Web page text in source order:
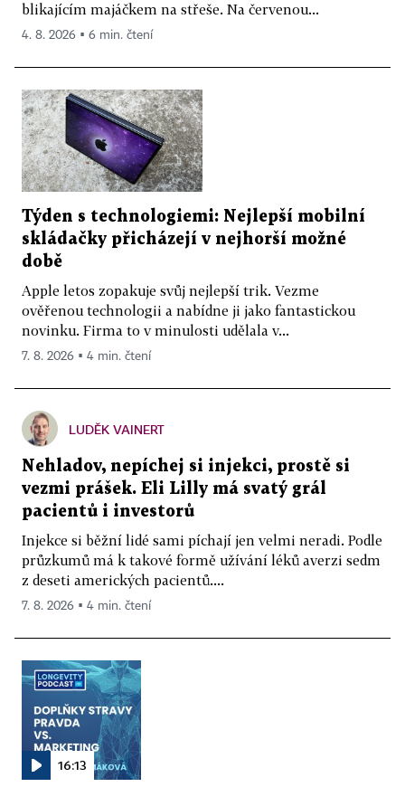
blikajícím majáčkem na střeše. Na červenou...
4. 8. 2026 ▪ 6 min. čtení
Týden s technologiemi: Nejlepší mobilní
skládačky přicházejí v nejhorší možné
době
Apple letos zopakuje svůj nejlepší trik. Vezme
ověřenou technologii a nabídne ji jako fantastickou
novinku. Firma to v minulosti udělala v...
7. 8. 2026 ▪ 4 min. čtení
LUDĚK VAINERT
Nehladov, nepíchej si injekci, prostě si
vezmi prášek. Eli Lilly má svatý grál
pacientů i investorů
Injekce si běžní lidé sami píchají jen velmi neradi. Podle
průzkumů má k takové formě užívání léků averzi sedm
z deseti amerických pacientů....
7. 8. 2026 ▪ 4 min. čtení
16:13